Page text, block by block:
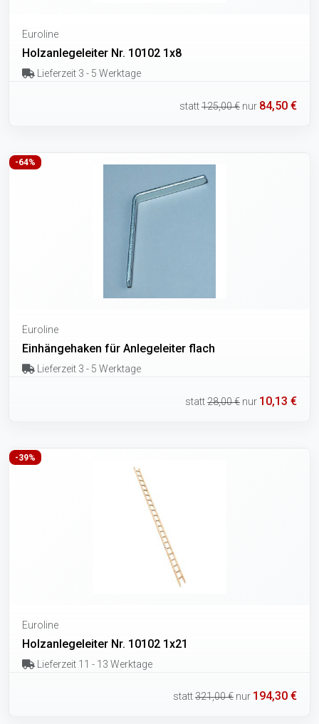
Euroline
Holzanlegeleiter Nr. 10102 1x8
Lieferzeit 3 - 5 Werktage
statt125,00 € nur 84,50 €
-64%
Euroline
Einhängehaken für Anlegeleiter flach
Lieferzeit 3 - 5 Werktage
statt28,00 € nur 10,13 €
-39%
Euroline
Holzanlegeleiter Nr. 10102 1x21
Lieferzeit 11 - 13 Werktage
statt321,00 € nur 194,30 €